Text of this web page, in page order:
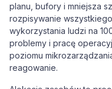
planu, bufory i mniejsza
rozpisywanie
wykorzystania ludzi na
problemy i pracę
poziomu
reagowanie.